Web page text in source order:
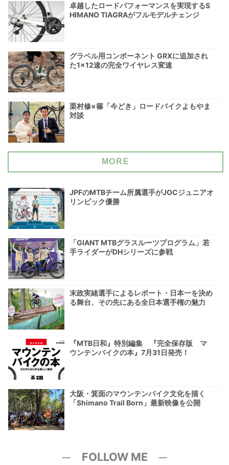
卓越したロードパフォーマンスを実現するS
HIMANO TIAGRAがフルモデルチェンジ
グラベル用コンポーネント GRXに追加され
た1×12速の完全ワイヤレス変速
栗村修×篠「今どき」ロードバイクよもやま
対談
MORE
JPFのMTBチーム所属選手がJOCジュニアオ
リンピック優勝
「GIANT MTBグラスルーツプログラム」若
手ライダーがDHシリーズに参戦
末政実緒選手によるレポート・日本一を決め
る舞台、その先にある全日本選手権の魅力
『MTB日和』特別編集 『完全保存版 マ
ウンテンバイクの本』7月31日発売！
大阪・箕面のマウンテンバイク文化を描く
「Shimano Trail Born」最新映像を公開
─ FOLLOW ME ─